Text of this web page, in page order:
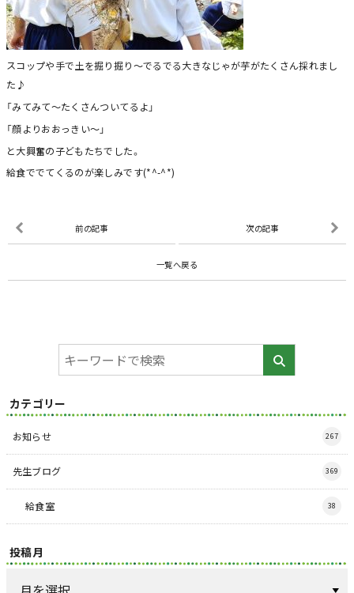
スコップや手で土を掘り掘り～でるでる大きなじゃが芋がたくさん採れまし
た♪
「みてみて～たくさんついてるよ」
「顔よりおおっきい～」
と大興奮の子どもたちでした。
給食ででてくるのが楽しみです(*^-^*)
前の記事 次の記事
一覧へ戻る
カテゴリー
お知らせ 267
先生ブログ 369
給食室 38
投稿月